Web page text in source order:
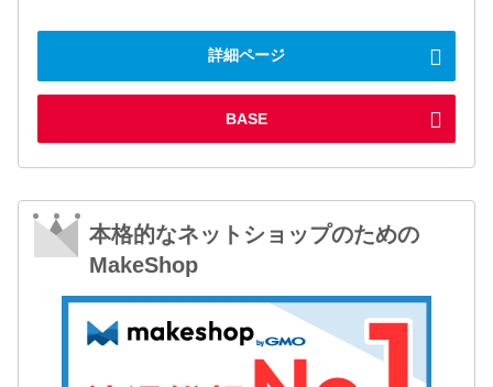
詳細ページ
BASE
本格的なネットショップのための
MakeShop